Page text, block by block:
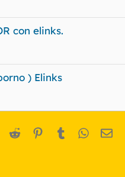
con elinks.
) Elinks
Reddit Pinterest
Tumblr